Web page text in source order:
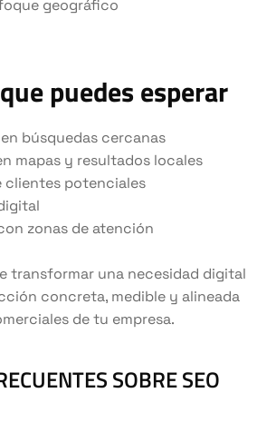
geográfico
puedes esperar
búsquedas cercanas
mapas y resultados locales
clientes potenciales
zonas de atención
transformar una necesidad digital
concreta, medible y alineada
de tu empresa.
SOBRE SEO